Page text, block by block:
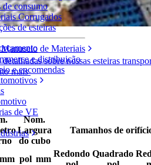
sobre nossas esteiras
mais
de consumo
Corrugados
de esteiras
de Materiais
e distribuição
e encomendas
de VE
moldado
Nom.
Largura
do cubo
Tamanhos de
mm pol mm
Redondo Quadrado